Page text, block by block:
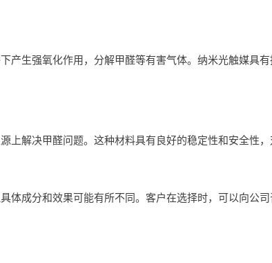
产生强氧化作用，分解甲醛等有害气体。纳米光触媒具
上解决甲醛问题。这种材料具有良好的稳定性和安全性
体成分和效果可能有所不同。客户在选择时，可以向公